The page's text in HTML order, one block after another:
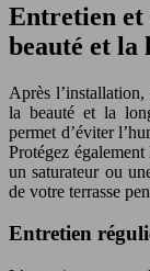
Entretien
beauté et la
Après
la beauté et la
permet d’éviter
Protégez
un saturateur ou
de votre terrasse
Entretien